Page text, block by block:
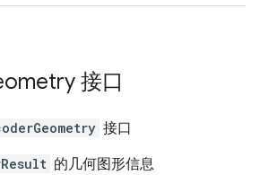
接口
接口
的几何图形信息